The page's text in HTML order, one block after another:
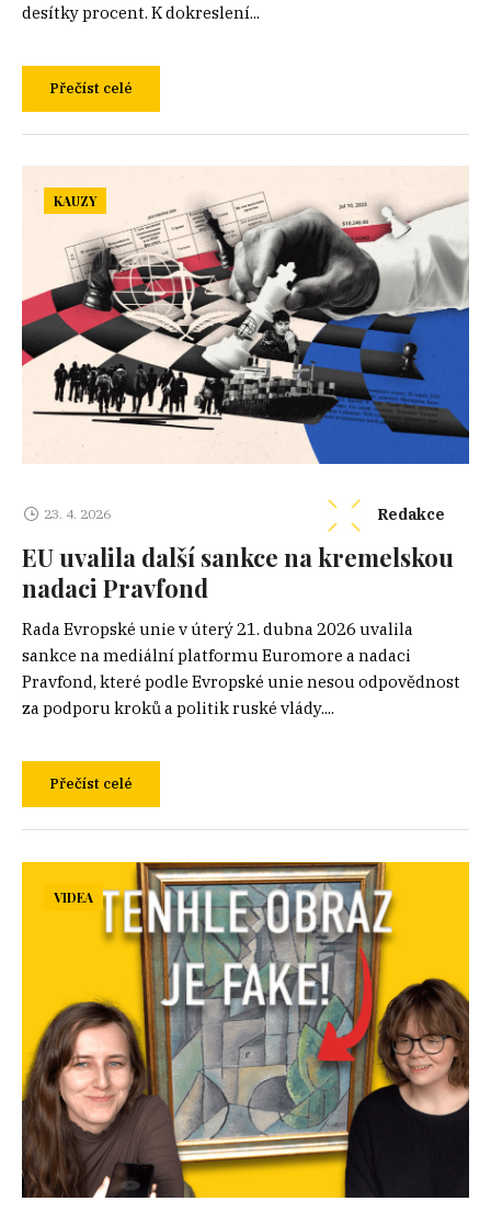
desítky procent. K dokreslení...
Přečíst celé
KAUZY
23. 4. 2026 Redakce
EU uvalila další sankce na kremelskou
nadaci Pravfond
Rada Evropské unie v úterý 21. dubna 2026 uvalila
sankce na mediální platformu Euromore a nadaci
Pravfond, které podle Evropské unie nesou odpovědnost
za podporu kroků a politik ruské vlády....
Přečíst celé
VIDEA